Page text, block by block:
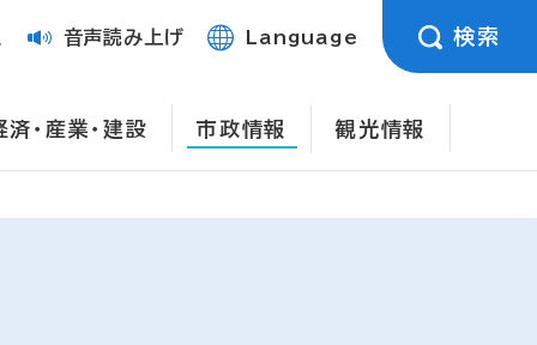
音声読み上げ Language 検索
済・産業・建設 市政情報 観光情報